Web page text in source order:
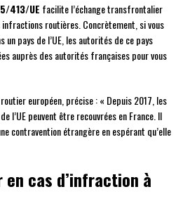
413/UE facilite l’échange transfrontalier
routières. Concrètement, si vous
pays de l’UE, les autorités de ce pays
auprès des autorités françaises pour vous
européen, précise : « Depuis 2017, les
l’UE peuvent être recouvrées en France. Il
contravention étrangère en espérant qu’elle
cas d’infraction à